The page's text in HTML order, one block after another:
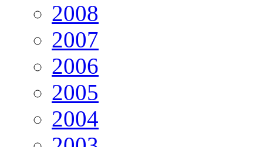
2008
2007
2006
2005
2004